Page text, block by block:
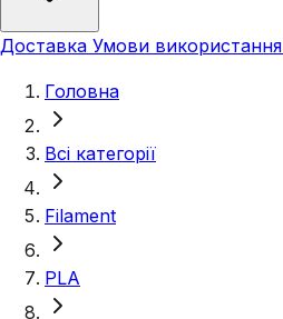
Доставка Умови використання
Головна
Всі категорії
Filament
PLA